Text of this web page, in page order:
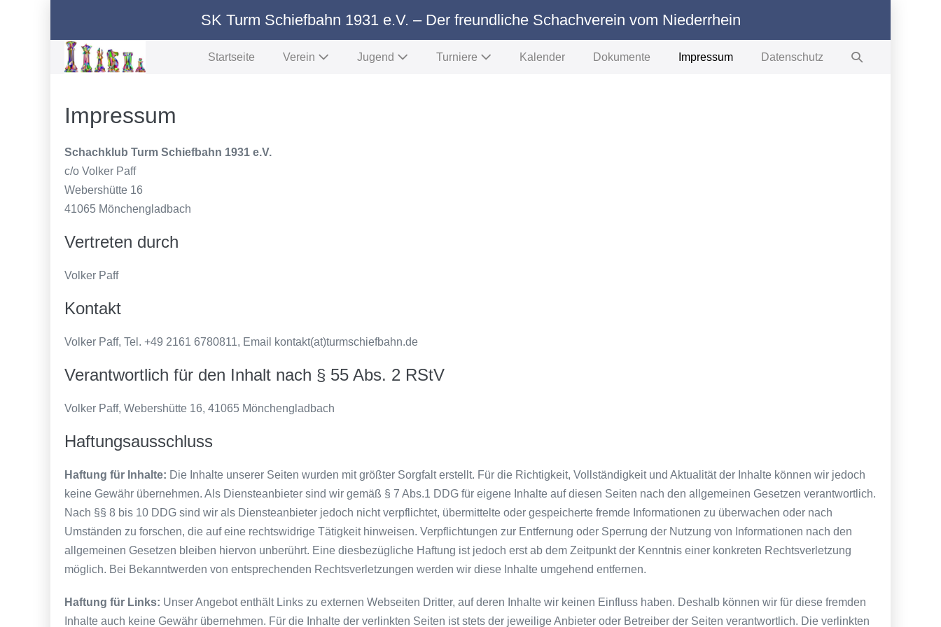
SK Turm Schiefbahn 1931 e.V. – Der freundliche Schachverein vom Niederrhein
Startseite Verein Jugend Turniere Kalender Dokumente Impressum Datenschutz
Suche-
Impressum
Schachklub Turm Schiefbahn 1931 e.V.
c/o Volker Paff
Webershütte 16
41065 Mönchengladbach
Vertreten durch
Volker Paff
Kontakt
Volker Paff, Tel. +49 2161 6780811, Email kontakt(at)turmschiefbahn.de
Verantwortlich für den Inhalt nach § 55 Abs. 2 RStV
Volker Paff, Webershütte 16, 41065 Mönchengladbach
Haftungsausschluss
Haftung für Inhalte: Die Inhalte unserer Seiten wurden mit größter Sorgfalt erstellt. Für die Richtigkeit, Vollständigkeit und Aktualität der Inhalte können wir jedoch
keine Gewähr übernehmen. Als Diensteanbieter sind wir gemäß § 7 Abs.1 DDG für eigene Inhalte auf diesen Seiten nach den allgemeinen Gesetzen verantwortlich.
Nach §§ 8 bis 10 DDG sind wir als Diensteanbieter jedoch nicht verpflichtet, übermittelte oder gespeicherte fremde Informationen zu überwachen oder nach
Umständen zu forschen, die auf eine rechtswidrige Tätigkeit hinweisen. Verpflichtungen zur Entfernung oder Sperrung der Nutzung von Informationen nach den
allgemeinen Gesetzen bleiben hiervon unberührt. Eine diesbezügliche Haftung ist jedoch erst ab dem Zeitpunkt der Kenntnis einer konkreten Rechtsverletzung
möglich. Bei Bekanntwerden von entsprechenden Rechtsverletzungen werden wir diese Inhalte umgehend entfernen.
Haftung für Links: Unser Angebot enthält Links zu externen Webseiten Dritter, auf deren Inhalte wir keinen Einfluss haben. Deshalb können wir für diese fremden
Inhalte auch keine Gewähr übernehmen. Für die Inhalte der verlinkten Seiten ist stets der jeweilige Anbieter oder Betreiber der Seiten verantwortlich. Die verlinkten